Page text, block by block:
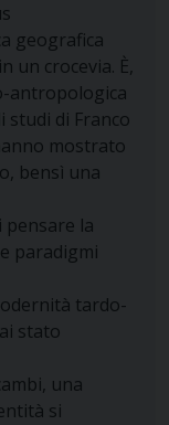
geografica
un crocevia. È,
antropologica
studi di Franco
mostrato
bensì una
pensare la
paradigmi
tardo-
stato
una
si